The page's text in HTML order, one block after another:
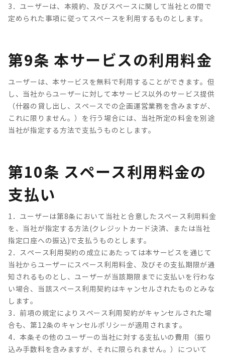
3．ユーザーは、本規約、及びスペースに関して当社との間で
定められた事項に従ってスペースを利用するものとします。
ユーザーは、本サービスを無料で利用することができます。但
し、当社からユーザーに対して本サービス以外のサービス提供
（什器の貸し出し、スペースでの企画運営業務を含みますが、
これに限りません。）を行う場合には、当社所定の料金を別途
当社が指定する方法で支払うものとします。
第9条 本サービスの利用料金
1．ユーザーは第8条において当社と合意したスペース利用料金
を、当社が指定する方法(クレジットカード決済、または当社
指定口座への振込)で支払うものとします。
2．スペース利用契約の成立にあたっては本サービスを通じて
当社からユーザーにスペース利用料金、及びその支払期限が通
知されるものとし、ユーザーが当該期限までに支払いを行わな
い場合、当該スペース利用契約はキャンセルされたものとみな
します。
3．前項の規定によりスペース利用契約がキャンセルされた場
合も、第12条のキャンセルポリシーが適用されます。
4．本条その他のユーザーの当社に対する支払いの費用（振り
込み手数料を含みますが、それに限られません。）について
第10条 スペース利用料金の
支払い